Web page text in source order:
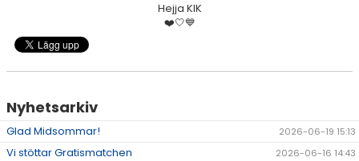
Hejja KIK
❤️🤍💙
Nyhetsarkiv
Glad Midsommar! 2026-06-19 15:13
Vi stöttar Gratismatchen 2026-06-16 14:43